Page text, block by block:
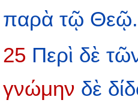
παρὰ τῷ Θεῷ.
25 Περὶ δὲ
γνώμην δὲ